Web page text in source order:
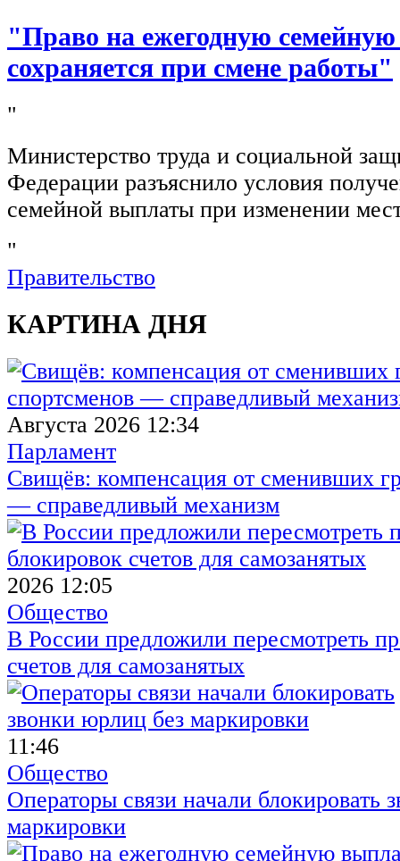
"Право на ежегодную
сохраняется при смене работы"
"
Министерство труда и социальной
Федерации разъяснило условия
семейной выплаты при изменении
"
Правительство
КАРТИНА ДНЯ
Августа 2026 12:34
Парламент
Свищёв: компенсация от сменивших
— справедливый механизм
2026 12:05
Общество
В России предложили пересмотреть
счетов для самозанятых
11:46
Общество
Операторы связи начали блокировать
маркировки